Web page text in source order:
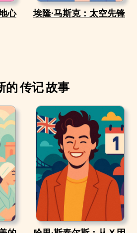
心
埃隆·马斯克：太空先锋
的 传记 故事